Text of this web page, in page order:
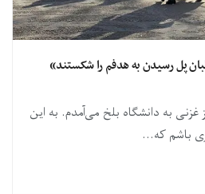
پل رسیدن به هدفم را شکستند»
به دانشگاه بلخ می‌آمدم. به این
باشم که...